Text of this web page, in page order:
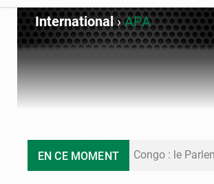
International›APA
EN CE MOMENT